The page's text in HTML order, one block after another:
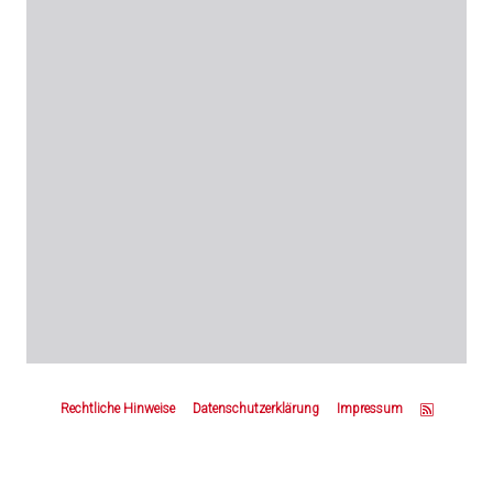
Rechtliche Hinweise Datenschutzerklärung Impressum